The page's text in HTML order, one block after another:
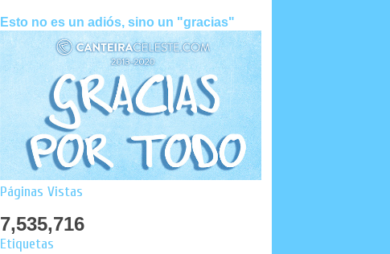
Esto no es un adiós, sino un "gracias"
Páginas Vistas
7,535,716
Etiquetas